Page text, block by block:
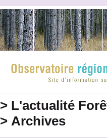
> L'actualité
> Archives